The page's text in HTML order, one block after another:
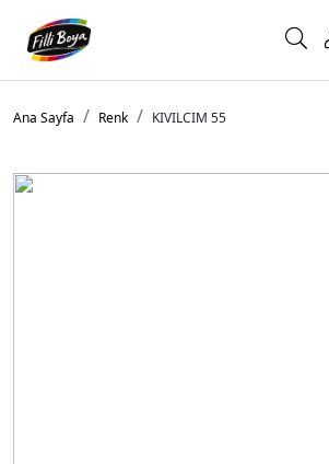
Ana Sayfa Renk KIVILCIM 55